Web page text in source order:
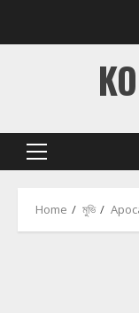
Primary
Home মুভি